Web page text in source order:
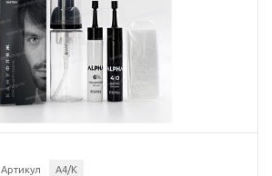
Артикул A4/K